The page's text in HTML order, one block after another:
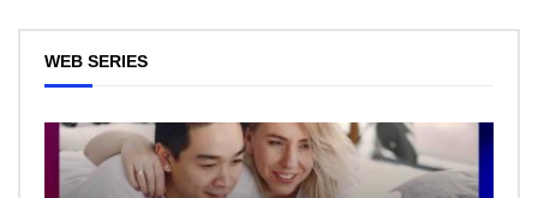
WEB SERIES